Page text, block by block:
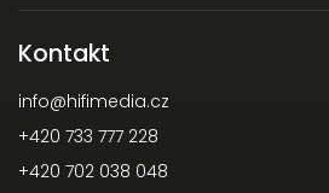
Kontakt
info@hifimedia.cz
+420 733 777 228
+420 702 038 048